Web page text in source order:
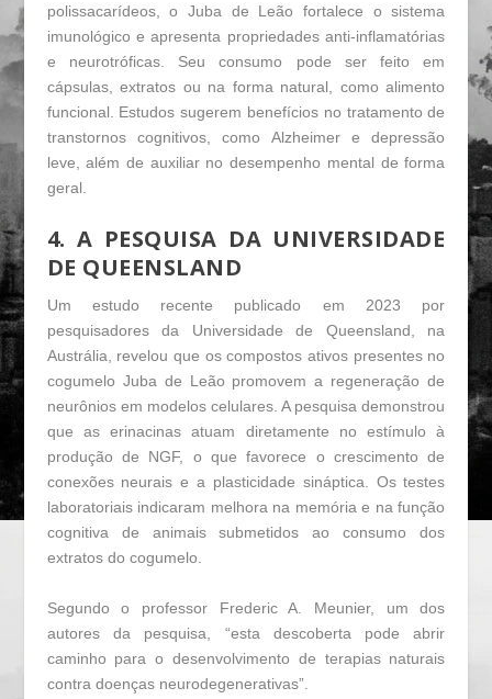
polissacarídeos, o Juba de Leão fortalece o sistema
imunológico e apresenta propriedades anti-inflamatórias
e neurotróficas. Seu consumo pode ser feito em
cápsulas, extratos ou na forma natural, como alimento
funcional. Estudos sugerem benefícios no tratamento de
transtornos cognitivos, como Alzheimer e depressão
leve, além de auxiliar no desempenho mental de forma
geral.
4. A PESQUISA DA UNIVERSIDADE
DE QUEENSLAND
Um estudo recente publicado em 2023 por
pesquisadores da Universidade de Queensland, na
Austrália, revelou que os compostos ativos presentes no
cogumelo Juba de Leão promovem a regeneração de
neurônios em modelos celulares. A pesquisa demonstrou
que as erinacinas atuam diretamente no estímulo à
produção de NGF, o que favorece o crescimento de
conexões neurais e a plasticidade sináptica. Os testes
laboratoriais indicaram melhora na memória e na função
cognitiva de animais submetidos ao consumo dos
extratos do cogumelo.
Segundo o professor Frederic A. Meunier, um dos
autores da pesquisa, “esta descoberta pode abrir
caminho para o desenvolvimento de terapias naturais
contra doenças neurodegenerativas”